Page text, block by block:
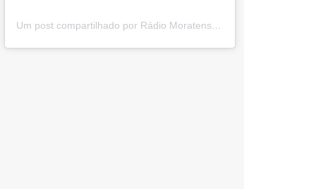
Um post compartilhado por Rádio Moratense (@radio_moratense)